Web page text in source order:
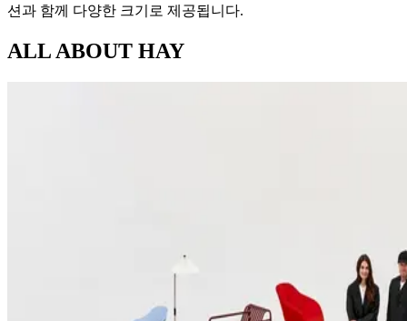
션과 함께 다양한 크기로 제공됩니다.
ALL ABOUT HAY